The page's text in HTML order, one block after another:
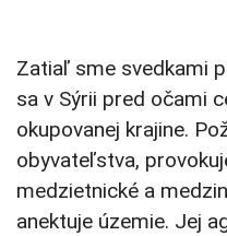
Zatiaľ sme svedkami
sa v Sýrii pred očami
okupovanej krajine.
obyvateľstva,
medzietnické a
anektuje územie. Jej